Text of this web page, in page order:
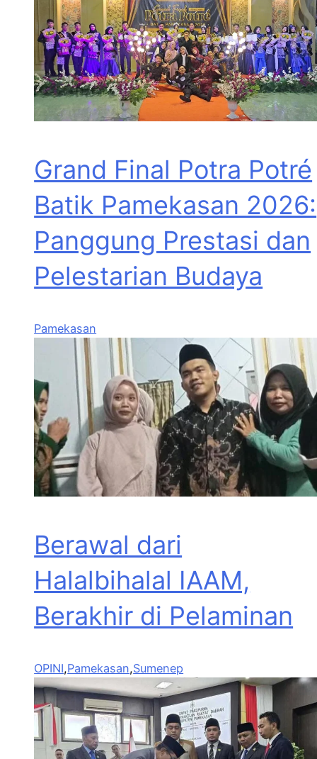
Grand Final Potra Potré
Batik Pamekasan 2026:
Panggung Prestasi dan
Pelestarian Budaya
Pamekasan
Berawal dari
Halalbihalal IAAM,
Berakhir di Pelaminan
OPINI,Pamekasan,Sumenep